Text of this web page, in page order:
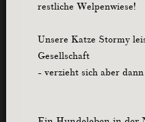
restliche Welpenwiese!
Unsere Katze Stormy
Gesellschaft
- verzieht sich aber